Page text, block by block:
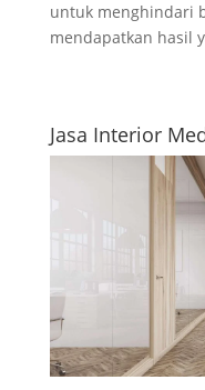
untuk menghindari
mendapatkan hasil
Jasa Interior